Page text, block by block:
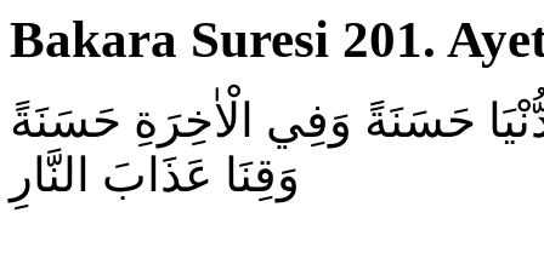
Bakara Suresi 201.
حَسَنَةً وَفِي الْاٰخِرَةِ حَسَنَةً
وَقِنَا عَذَابَ النَّارِ